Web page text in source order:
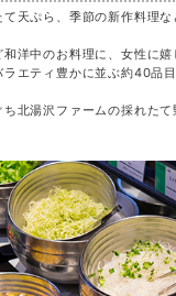
天ぷら、季節の新作料理
洋中のお料理に、女性に
エティ豊かに並ぶ約40品
北湯沢ファームの採れた